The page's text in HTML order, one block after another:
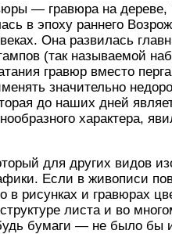
— гравюра на дереве,
в эпоху раннего
Она развилась
(так называемой
гравюр вместо
значительно
до наших дней
характера,
для других видов
Если в живописи
в рисунках и гравюрах
листа и во
бумаги — не было бы